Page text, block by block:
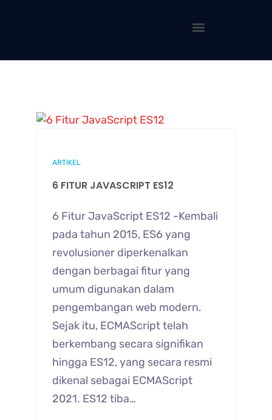
ARTIKEL
6 FITUR JAVASCRIPT ES12
6 Fitur JavaScript ES12 -Kembali
pada tahun 2015, ES6 yang
revolusioner diperkenalkan
dengan berbagai fitur yang
umum digunakan dalam
pengembangan web modern.
Sejak itu, ECMAScript telah
berkembang secara signifikan
hingga ES12, yang secara resmi
dikenal sebagai ECMAScript
2021. ES12 tiba…